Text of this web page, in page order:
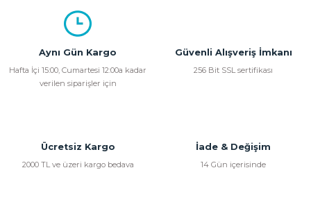
Aynı Gün Kargo
Hafta İçi 15:00, Cumartesi 12:00a kadar
verilen siparişler için
Güvenli Alışveriş İmkanı
256 Bit SSL sertifikası
Ücretsiz Kargo
2000 TL ve üzeri kargo bedava
İade & Değişim
14 Gün içerisinde